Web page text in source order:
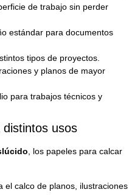
de trabajo sin perder
estándar para documentos
tipos de proyectos.
y planos de mayor
para trabajos técnicos y
usos
, los papeles para calcar
el calco de planos, ilustraciones